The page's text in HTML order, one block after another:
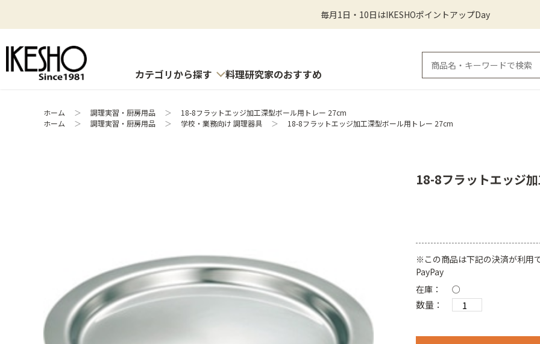
毎月1日・10日はIKESHOポイントアップDay
カテゴリから探す 料理研究家のおすすめ
ホーム ＞ 調理実習・厨房用品 ＞
18-8フラットエッジ加工深型ボール用トレー 27cm
ホーム
＞ 調理実習・厨房用品 ＞ 学校・業務向け 調理器具 ＞ 18-8フラットエッジ加工深型ボール用トレー 27cm
18-8フラットエッジ
※この商品は下記の決済が利用
PayPay
在庫：
○
数量：